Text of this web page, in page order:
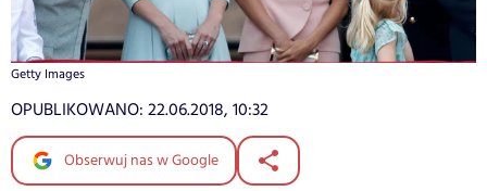
Getty Images
OPUBLIKOWANO: 22.06.2018, 10:32
Obserwuj nas w Google